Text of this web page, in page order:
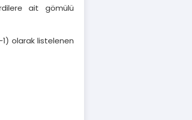
ait gömülü
1) olarak listelenen